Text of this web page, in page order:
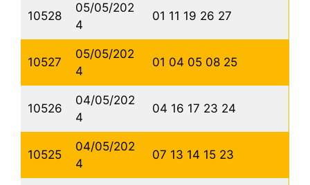
10528
05/05/202
4
01 11 19 26 27
10527
05/05/202
4
01 04 05 08 25
10526
04/05/202
4
04 16 17 23 24
10525
04/05/202
4
07 13 14 15 23